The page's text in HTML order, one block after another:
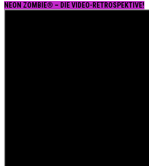
NEON ZOMBIE® – DIE VIDEO-RETROSPEKTIVE!